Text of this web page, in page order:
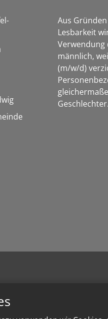
Aus
Lesbarkeit
Verwendung
männlich,
(m/w/d)
Geschlechter.